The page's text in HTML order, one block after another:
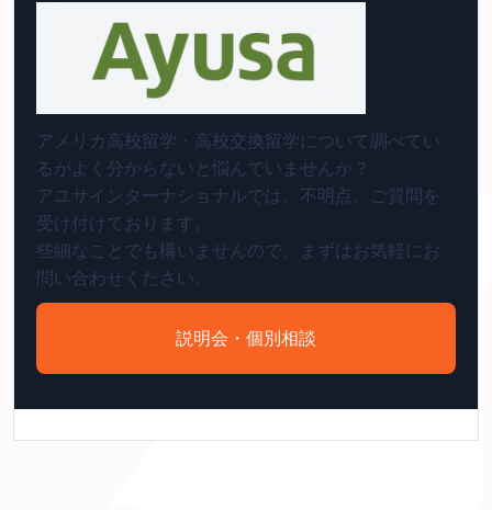
アメリカ高校留学・高校交換留学について調べてい
るがよく分からないと悩んでいませんか？
アユサインターナショナルでは、不明点、ご質問を
受け付けております。
些細なことでも構いませんので、まずはお気軽にお
問い合わせください。
説明会・個別相談